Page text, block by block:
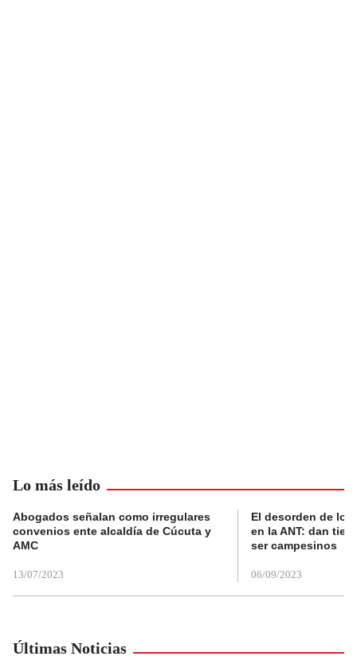
Lo más leído
Abogados señalan como irregulares
convenios ente alcaldía de Cúcuta y
AMC
13/07/2023
El desorden de
en la ANT: dan
ser campesinos
06/09/2023
Últimas Noticias